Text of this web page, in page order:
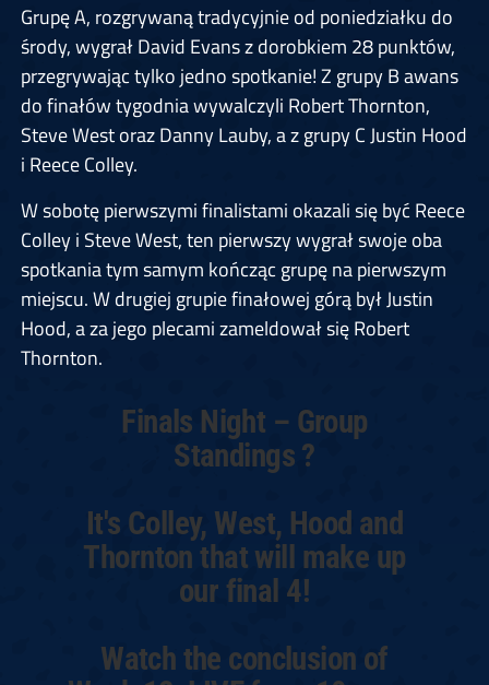
Grupę A, rozgrywaną tradycyjnie od poniedziałku do
środy, wygrał David Evans z dorobkiem 28 punktów,
przegrywając tylko jedno spotkanie! Z grupy B awans
do finałów tygodnia wywalczyli Robert Thornton,
Steve West oraz Danny Lauby, a z grupy C Justin Hood
i Reece Colley.
W sobotę pierwszymi finalistami okazali się być Reece
Colley i Steve West, ten pierwszy wygrał swoje oba
spotkania tym samym kończąc grupę na pierwszym
miejscu. W drugiej grupie finałowej górą był Justin
Hood, a za jego plecami zameldował się Robert
Thornton.
Finals Night – Group
Standings ?
It's Colley, West, Hood and
Thornton that will make up
our final 4!
Watch the conclusion of